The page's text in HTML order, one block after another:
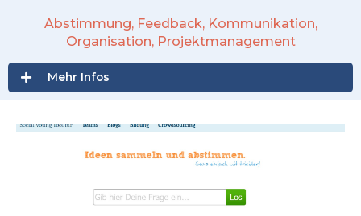
Abstimmung, Feedback, Kommunikation,
Organisation, Projektmanagement
Mehr Infos